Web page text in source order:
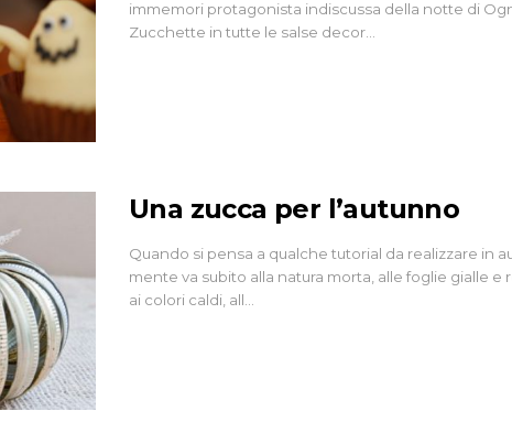
immemori protagonista indiscussa della notte di
Zucchette in tutte le salse decor…
Una zucca per l’autunno
Quando si pensa a qualche tutorial da realizzare in
mente va subito alla natura morta, alle foglie gialle e
ai colori caldi, all…